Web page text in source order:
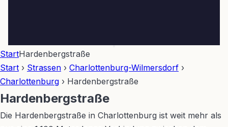
StartHardenbergstraße
Start › Strassen › Charlottenburg-Wilmersdorf ›
Charlottenburg › Hardenbergstraße
Hardenbergstraße
Die Hardenbergstraße in Charlottenburg ist weit mehr als